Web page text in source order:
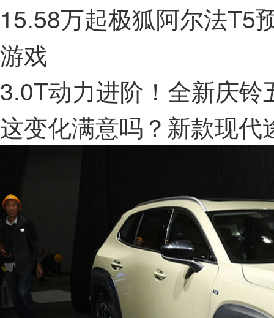
15.58万起极狐阿尔法T5
游戏
3.0T动力进阶！全新庆
这变化满意吗？新款现代